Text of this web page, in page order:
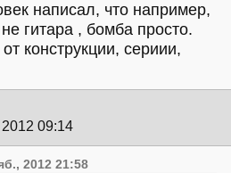
написал, что например,
гитара , бомба просто.
конструкции, сериии,
09:14
2012 21:58